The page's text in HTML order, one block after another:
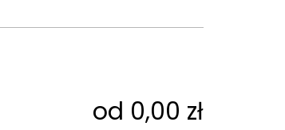
od 0,00 zł